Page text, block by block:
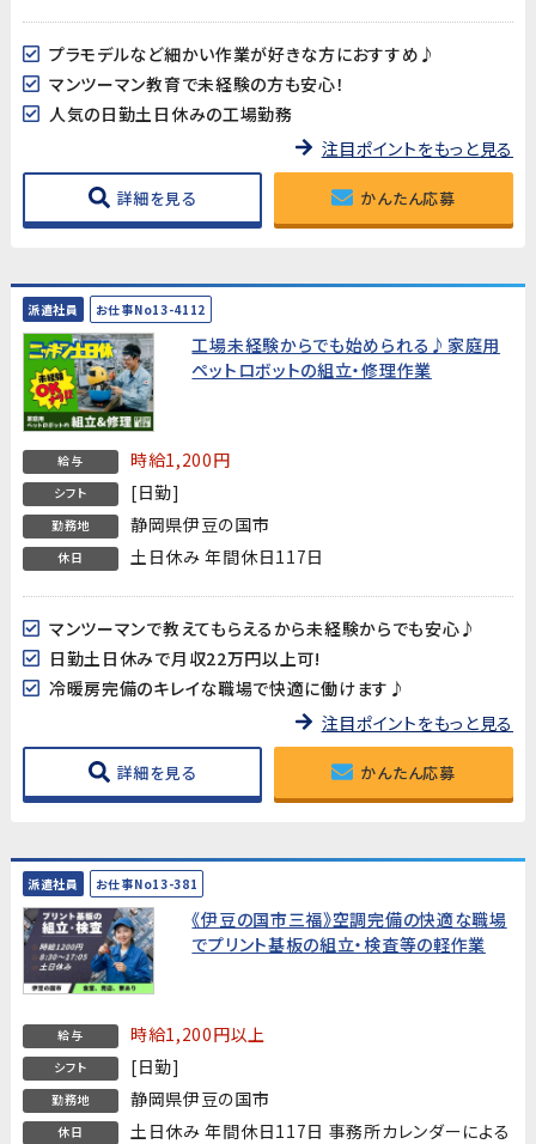
プラモデルなど細かい作業が好きな方におすすめ♪
マンツーマン教育で未経験の方も安心！
人気の日勤土日休みの工場勤務
注目ポイントをもっと見る
詳細を見る かんたん応募
派遣社員 お仕事No13-4112
工場未経験からでも始められる♪家庭用
ペットロボットの組立・修理作業
給与 時給1,200円
シフト [日勤]
勤務地 静岡県伊豆の国市
休日 土日休み 年間休日117日
マンツーマンで教えてもらえるから未経験からでも安心♪
日勤土日休みで月収22万円以上可!
冷暖房完備のキレイな職場で快適に働けます♪
注目ポイントをもっと見る
詳細を見る かんたん応募
派遣社員 お仕事No13-381
《伊豆の国市三福》空調完備の快適な職場
でプリント基板の組立・検査等の軽作業
給与 時給1,200円以上
シフト [日勤]
勤務地 静岡県伊豆の国市
休日 土日休み 年間休日117日 事務所カレンダーによる